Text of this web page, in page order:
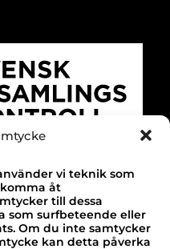
vi teknik som
åt
till dessa
som surfbeteende eller
Om du inte samtycker
kan detta påverka
som gör vårt
▼